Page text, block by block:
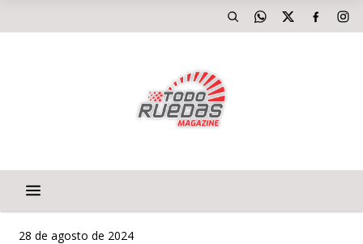
28 de agosto de 2024